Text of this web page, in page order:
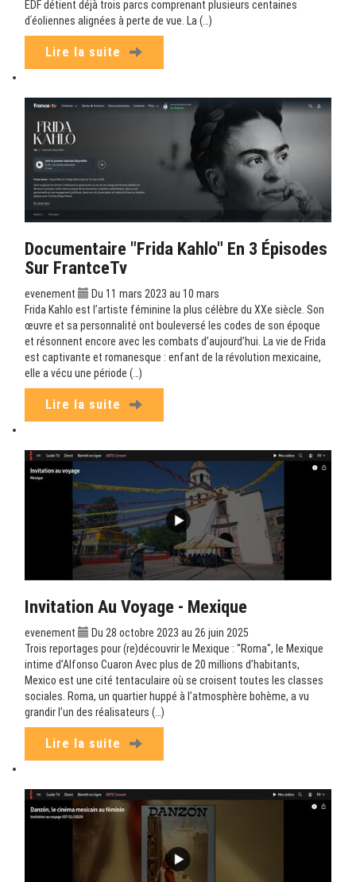
EDF détient déjà trois parcs comprenant plusieurs centaines
dʹéoliennes alignées à perte de vue. La (…)
Lire la suite
Documentaire "Frida Kahlo" En 3 Épisodes
Sur FrantceTv
evenement
Du 11 mars 2023 au 10 mars
Frida Kahlo est l’artiste féminine la plus célèbre du XXe siècle. Son
œuvre et sa personnalité ont bouleversé les codes de son époque
et résonnent encore avec les combats d’aujourd’hui. La vie de Frida
est captivante et romanesque : enfant de la révolution mexicaine,
elle a vécu une période (…)
Lire la suite
Invitation Au Voyage - Mexique
evenement
Du 28 octobre 2023 au 26 juin 2025
Trois reportages pour (re)découvrir le Mexique : "Roma", le Mexique
intime d’Alfonso Cuaron Avec plus de 20 millions d’habitants,
Mexico est une cité tentaculaire où se croisent toutes les classes
sociales. Roma, un quartier huppé à l’atmosphère bohème, a vu
grandir l’un des réalisateurs (…)
Lire la suite